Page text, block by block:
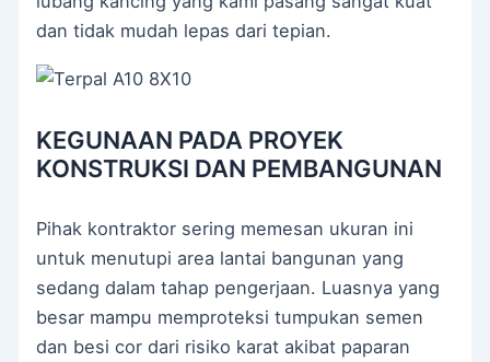
dan tidak mudah lepas dari tepian.
KEGUNAAN PADA PROYEK
KONSTRUKSI DAN PEMBANGUNAN
Pihak kontraktor sering memesan ukuran ini
untuk menutupi area lantai bangunan yang
sedang dalam tahap pengerjaan. Luasnya yang
besar mampu memproteksi tumpukan semen
dan besi cor dari risiko karat akibat paparan